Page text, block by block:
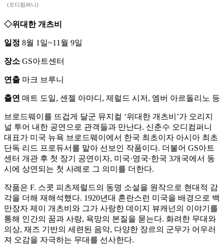
(오디컴퍼니)
◇위대한 개츠비
일정 8월 1일~11월 9일
장소 GS아트센터
연출 마크 브루니
출연 매트 도일, 센젤 아마디, 제럴드 시저, 엠버 아르돌리노 등
브로드웨이를 뜨겁게 달군 뮤지컬 ‘위대한 개츠비’가 오리지
널 투어 내한 공연으로 관객들과 만난다. 신춘수 오디컴퍼니
대표가 미국 뉴욕 브로드웨이에서 한국 최초이자 아시아 최초
단독 리드 프로듀서를 맡아 선보인 작품이다. 더불어 GS아트
센터 개관 후 첫 장기 공연이자, 미국·영국·한국 3개국에서 동
시에 상연되는 첫 사례로 그 의미를 더한다.
작품은 F. 스콧 피츠제럴드의 동명 소설을 원작으로 현대적 감
각을 더해 재해석했다. 1920년대 혼란스런 미국을 배경으로 백
만장자 제이 개츠비와 그가 사랑한 데이지 뷰캐넌의 이야기를
통해 인간의 꿈과 사랑, 욕망의 본질을 묻는다. 화려한 무대와
의상, 재즈 기반의 세련된 음악, 다양한 장르의 군무가 어우러
져 오감을 자극하는 무대를 선사한다.